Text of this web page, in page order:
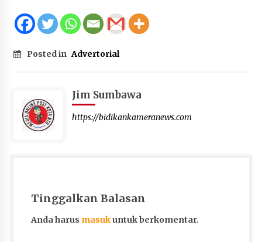
Posted in Advertorial
Jim Sumbawa
https://bidikankameranews.com
Tinggalkan Balasan
Anda harus masukuntuk berkomentar.